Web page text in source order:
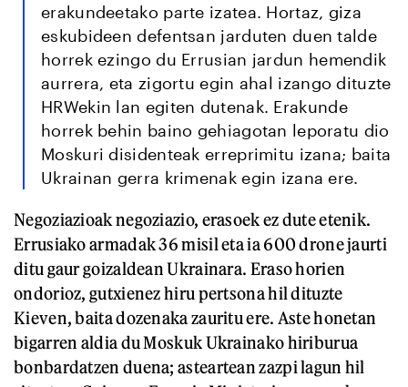
erakundeetako parte izatea. Hortaz, giza
eskubideen defentsan jarduten duen talde
horrek ezingo du Errusian jardun hemendik
aurrera, eta zigortu egin ahal izango dituzte
HRWekin lan egiten dutenak. Erakunde
horrek behin baino gehiagotan leporatu dio
Moskuri disidenteak erreprimitu izana; baita
Ukrainan gerra krimenak egin izana ere.
Negoziazioak negoziazio, erasoek ez dute etenik.
Errusiako armadak 36 misil eta ia 600 drone jaurti
ditu gaur goizaldean Ukrainara. Eraso horien
ondorioz, gutxienez hiru pertsona hil dituzte
Kieven, baita dozenaka zauritu ere. Aste honetan
bigarren aldia du Moskuk Ukrainako hiriburua
bonbardatzen duena; asteartean zazpi lagun hil